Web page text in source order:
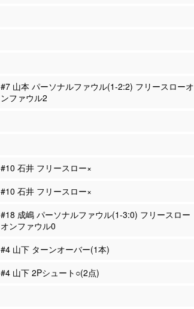
#7 山本 パーソナルファウル(1-2:2) フリースローオ
ンファウル2
#10 石井 フリースロー×
#10 石井 フリースロー×
#18 成嶋 パーソナルファウル(1-3:0) フリースロー
オンファウル0
#4 山下 ターンオーバー(1本)
#4 山下 2Pシュート○(2点)